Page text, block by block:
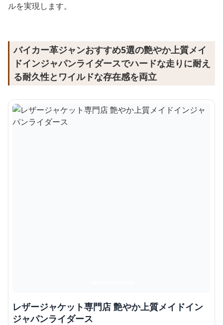
ルを実現します。
バイカー革ジャンおすすめ5選の艶やか上質メイ
ドインジャパンライダースでハードな走りに耐え
る耐久性とワイルドな存在感を両立
レザージャケット専門店 艶やか上質メイドイン
ジャパンライダース